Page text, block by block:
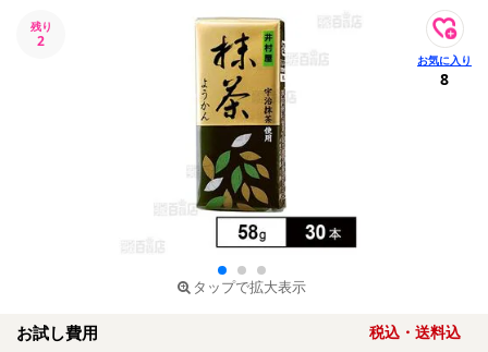
残り
2
タップで拡大表示
8
お試し費用 税込・送料込